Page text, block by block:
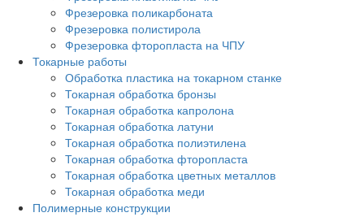
Фрезеровка поликарбоната
Фрезеровка полистирола
Фрезеровка фторопласта на ЧПУ
Токарные работы
Обработка пластика на токарном станке
Токарная обработка бронзы
Токарная обработка капролона
Токарная обработка латуни
Токарная обработка полиэтилена
Токарная обработка фторопласта
Токарная обработка цветных металлов
Токарная обработка меди
Полимерные конструкции